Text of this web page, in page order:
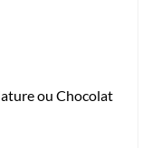
ou Chocolat